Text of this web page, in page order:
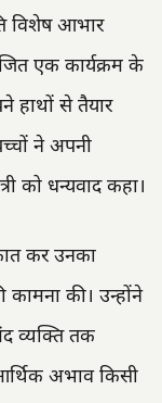
विशेष आभार
एक कार्यक्रम के
हाथों से तैयार
ने अपनी
को धन्यवाद कहा।
कर उनका
की। उन्होंने
व्यक्ति तक
अभाव किसी